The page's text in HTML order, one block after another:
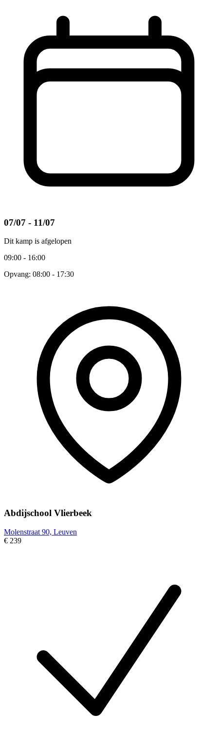
07/07 - 11/07
Dit kamp is afgelopen
09:00 - 16:00
Opvang: 08:00 - 17:30
Abdijschool Vlierbeek
Molenstraat 90, Leuven
€ 239